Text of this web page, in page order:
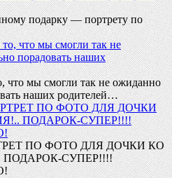
подарку — портрету по
что мы смогли так не ожиданно
наших родителей…
ПО ФОТО ДЛЯ ДОЧКИ КО
ПОДАРОК-СУПЕР!!!!